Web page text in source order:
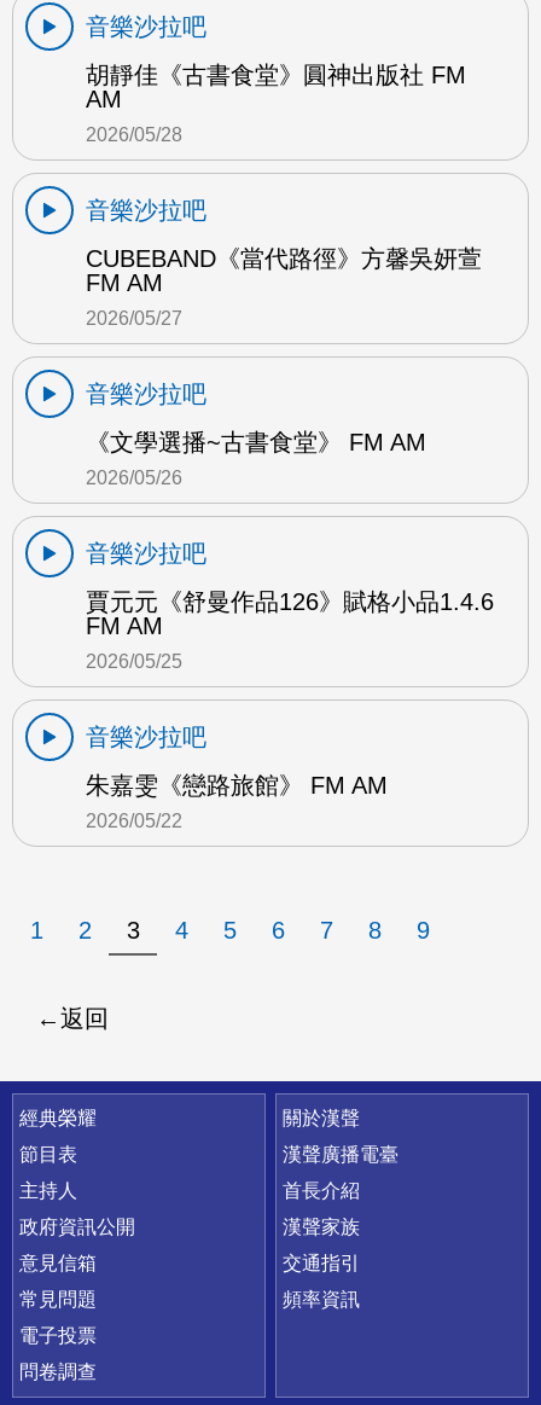
音樂沙拉吧
胡靜佳《古書食堂》圓神出版社 FM
AM
2026/05/28
音樂沙拉吧
CUBEBAND《當代路徑》方馨吳妍萱
FM AM
2026/05/27
音樂沙拉吧
《文學選播~古書食堂》 FM AM
2026/05/26
音樂沙拉吧
賈元元《舒曼作品126》賦格小品1.4.6
FM AM
2026/05/25
音樂沙拉吧
朱嘉雯《戀路旅館》 FM AM
2026/05/22
1 2 3 4 5 6 7 8 9
返回
快速連結
經典榮耀
節目表
主持人
政府資訊公開
意見信箱
常見問題
電子投票
問卷調查
關於漢聲
漢聲廣播電臺
首長介紹
漢聲家族
交通指引
頻率資訊